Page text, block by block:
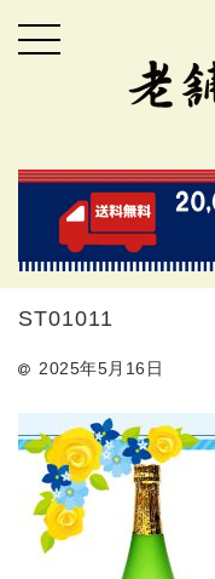
ST01011
2025年5月16日